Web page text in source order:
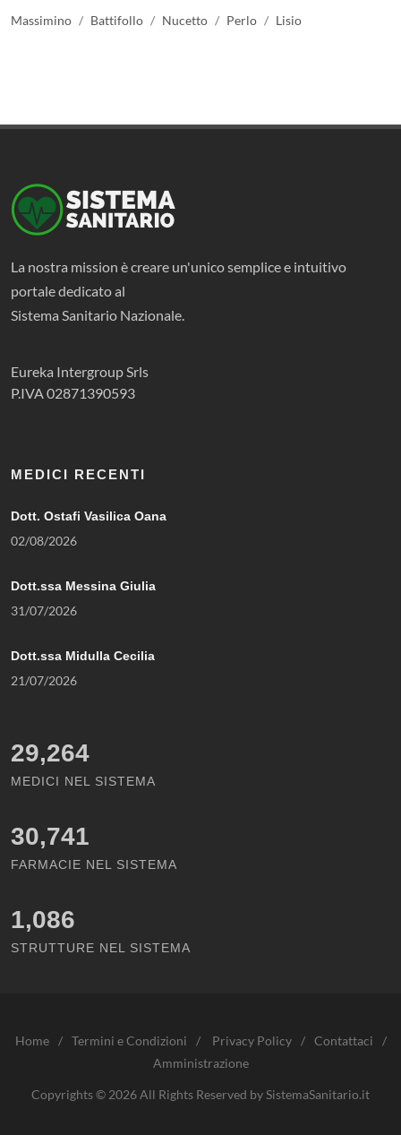
Massimino
Battifollo Nucetto Perlo Lisio
La nostra mission è creare un'unico semplice e intuitivo
portale dedicato al
Sistema Sanitario Nazionale.
Eureka Intergroup Srls
P.IVA 02871390593
MEDICI RECENTI
Dott. Ostafi Vasilica Oana
02/08/2026
Dott.ssa Messina Giulia
31/07/2026
Dott.ssa Midulla Cecilia
21/07/2026
29,264
MEDICI NEL SISTEMA
30,741
FARMACIE NEL SISTEMA
1,086
STRUTTURE NEL SISTEMA
Home / Termini e Condizioni / Privacy Policy / Contattaci
/
Amministrazione
Copyrights © 2026 All Rights Reserved by SistemaSanitario.it